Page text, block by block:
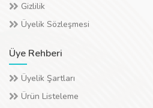
Gizlilik
Üyelik Sözleşmesi
Üye Rehberi
Üyelik Şartları
Ürün Listeleme